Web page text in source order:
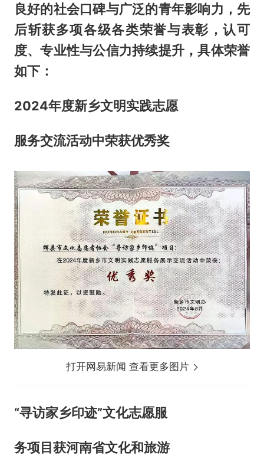
良好的社会口碑与广泛的青年影响力，先
后斩获多项各级各类荣誉与表彰，认可
度、专业性与公信力持续提升，具体荣誉
如下：
2024年度新乡文明实践志愿
服务交流活动中荣获优秀奖
打开网易新闻 查看更多图片
“寻访家乡印迹”文化志愿服
务项目获河南省文化和旅游